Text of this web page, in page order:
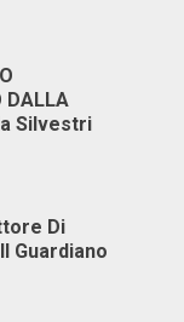
DALLA
Silvestri
Di
Guardiano